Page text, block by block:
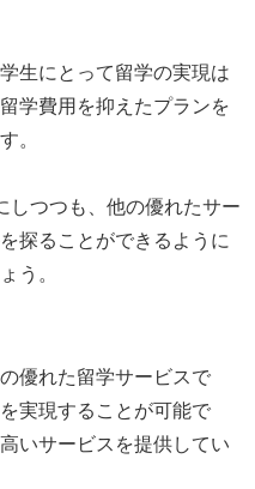
生にとって留学の実現は
学費用を抑えたプランを
。
しつつも、他の優れたサー
探ることができるように
う。
優れた留学サービスで
実現することが可能で
いサービスを提供してい